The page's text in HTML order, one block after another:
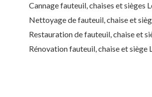
Cannage fauteuil, chaises et sièges
Nettoyage de fauteuil, chaise et
Restauration de fauteuil, chaise et
Rénovation fauteuil, chaise et siège